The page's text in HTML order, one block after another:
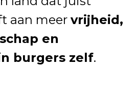
aan meer vrijheid,
en
burgers zelf.